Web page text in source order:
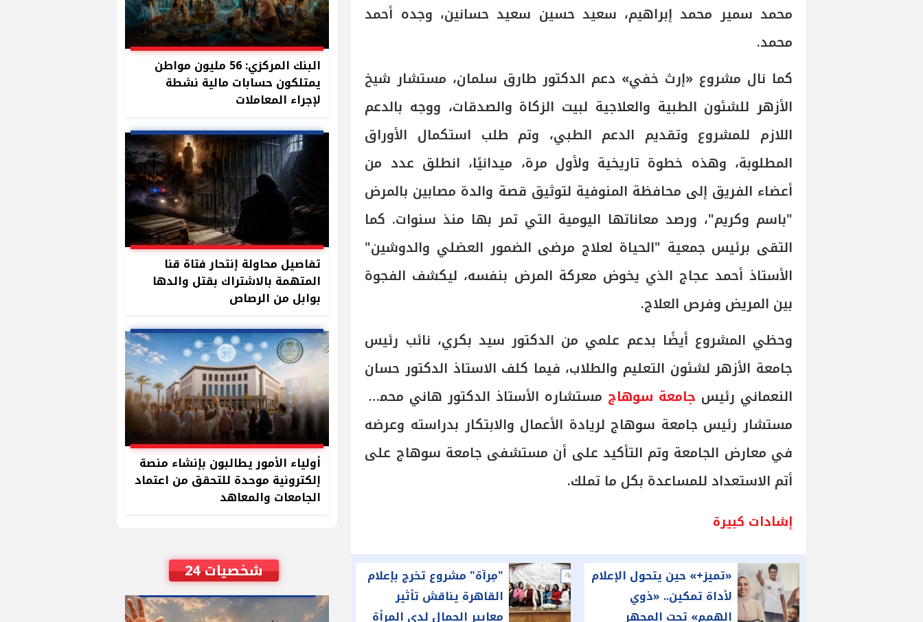
محمد سمير محمد إبراهيم، سعيد حسين سعيد حسانين، وجده أحمد
محمد.
كما نال مشروع «إرث خفي» دعم الدكتور طارق سلمان، مستشار شيخ
الأزهر للشئون الطبية والعلاجية لبيت الزكاة والصدقات، ووجه بالدعم
اللازم للمشروع وتقديم الدعم الطبي، وتم طلب استكمال الأوراق
المطلوبة، وهذه خطوة تاريخية ولأول مرة، ميدانيًا، انطلق عدد من
أعضاء الفريق إلى محافظة المنوفية لتوثيق قصة والدة مصابين بالمرض
"باسم وكريم"، ورصد معاناتها اليومية التي تمر بها منذ سنوات. كما
التقى برئيس جمعية "الحياة لعلاج مرضى الضمور العضلي والدوشين"
الأستاذ أحمد عجاج الذي يخوض معركة المرض بنفسه، ليكشف الفجوة
بين المريض وفرص العلاج.
وحظي المشروع أيضًا بدعم علمي من الدكتور سيد بكري، نائب رئيس
جامعة الأزهر لشئون التعليم والطلاب، فيما كلف الاستاذ الدكتور حسان
النعماني رئيس جامعة سوهاج مستشاره الأستاذ الدكتور هاني محمود
مستشار رئيس جامعة سوهاج لريادة الأعمال والابتكار بدراسته وعرضه
في معارض الجامعة وتم التأكيد على أن مستشفى جامعة سوهاج على
أتم الاستعداد للمساعدة بكل ما تملك.
إشادات كبيرة
«تميز+» حين يتحول الإعلام
لأداة تمكين.. «ذوي
الهمم» تحت المجهر
"مِرآة" مشروع تخرج بإعلام
القاهرة يناقش تأثير
معايير الجمال لدى المرأة
البنك المركزي: 56 مليون مواطن
يمتلكون حسابات مالية نشطة
لإجراء المعاملات
تفاصيل محاولة إنتحار فتاة قنا
المتهمة بالاشتراك بقتل والدها
بوابل من الرصاص
أولياء الأمور يطالبون بإنشاء منصة
إلكترونية موحدة للتحقق من اعتماد
الجامعات والمعاهد
شخصيات 24